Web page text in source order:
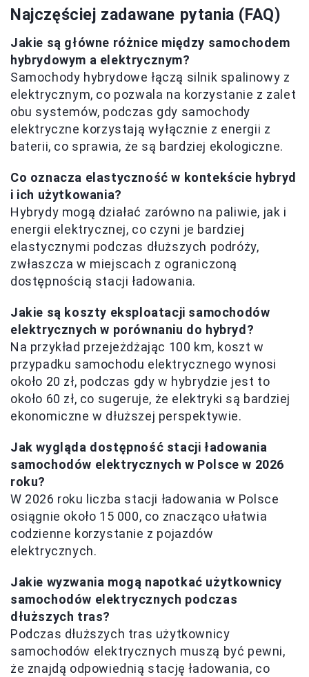
Najczęściej zadawane pytania (FAQ)
Jakie są główne różnice między samochodem
hybrydowym a elektrycznym?
Samochody hybrydowe łączą silnik spalinowy z
elektrycznym, co pozwala na korzystanie z zalet
obu systemów, podczas gdy samochody
elektryczne korzystają wyłącznie z energii z
baterii, co sprawia, że są bardziej ekologiczne.
Co oznacza elastyczność w kontekście hybryd
i ich użytkowania?
Hybrydy mogą działać zarówno na paliwie, jak i
energii elektrycznej, co czyni je bardziej
elastycznymi podczas dłuższych podróży,
zwłaszcza w miejscach z ograniczoną
dostępnością stacji ładowania.
Jakie są koszty eksploatacji samochodów
elektrycznych w porównaniu do hybryd?
Na przykład przejeżdżając 100 km, koszt w
przypadku samochodu elektrycznego wynosi
około 20 zł, podczas gdy w hybrydzie jest to
około 60 zł, co sugeruje, że elektryki są bardziej
ekonomiczne w dłuższej perspektywie.
Jak wygląda dostępność stacji ładowania
samochodów elektrycznych w Polsce w 2026
roku?
W 2026 roku liczba stacji ładowania w Polsce
osiągnie około 15 000, co znacząco ułatwia
codzienne korzystanie z pojazdów
elektrycznych.
Jakie wyzwania mogą napotkać użytkownicy
samochodów elektrycznych podczas
dłuższych tras?
Podczas dłuższych tras użytkownicy
samochodów elektrycznych muszą być pewni,
że znajdą odpowiednią stację ładowania, co